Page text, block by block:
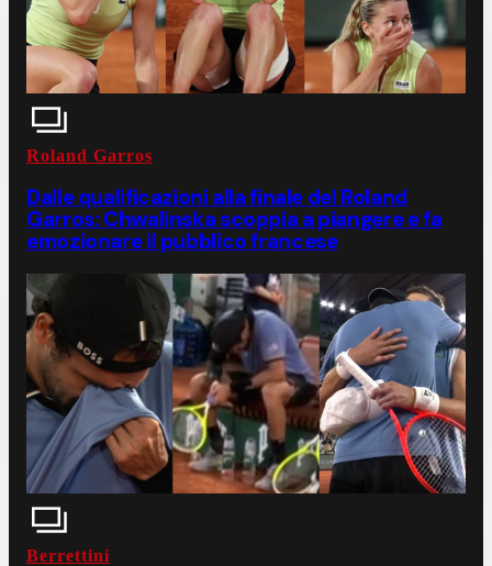
Roland Garros
Dalle qualificazioni alla finale del Roland
Garros: Chwalinska scoppia a piangere e fa
emozionare il pubblico francese
Berrettini